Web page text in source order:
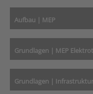
Aufbau | MEP
Grundlagen | MEP
Grundlagen | Infrastruktur